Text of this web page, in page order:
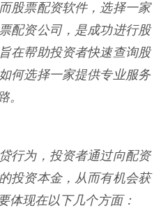
股票配资软件，选择一家
配资公司，是成功进行股
在帮助投资者快速查询股
何选择一家提供专业服务
。
行为，投资者通过向配资
投资本金，从而有机会获
体现在以下几个方面：